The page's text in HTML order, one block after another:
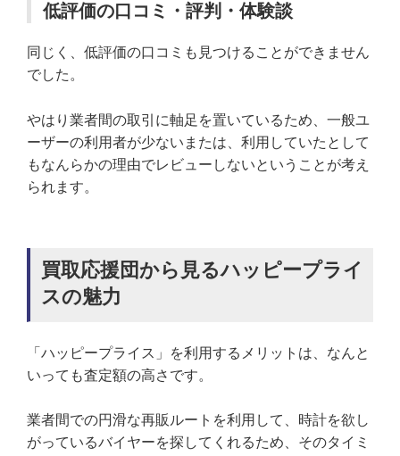
低評価の口コミ・評判・体験談
同じく、低評価の口コミも見つけることができません
でした。
やはり業者間の取引に軸足を置いているため、一般ユ
ーザーの利用者が少ないまたは、利用していたとして
もなんらかの理由でレビューしないということが考え
られます。
買取応援団から見るハッピープライ
スの魅力
「ハッピープライス」を利用するメリットは、なんと
いっても査定額の高さです。
業者間での円滑な再販ルートを利用して、時計を欲し
がっているバイヤーを探してくれるため、そのタイミ